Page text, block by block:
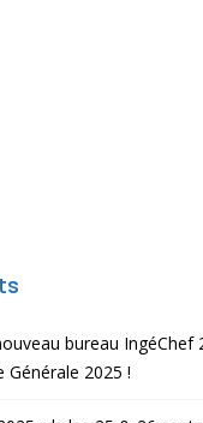
bureau IngéChef
2025 !